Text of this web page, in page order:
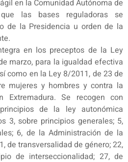
en la Comunidad Autónoma de
que las bases reguladoras se
de la Presidencia u orden de la
en los preceptos de la Ley
marzo, para la igualdad efectiva
como en la Ley 8/2011, de 23 de
mujeres y hombres y contra la
Extremadura. Se recogen con
de la ley autonómica
3, sobre principios generales; 5,
6, de la Administración de la
de transversalidad de género; 22,
de interseccionalidad; 27, de